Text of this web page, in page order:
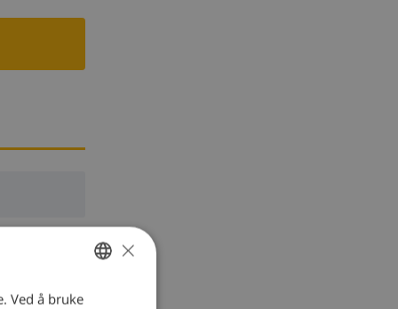
NORWEGIAN
×
Ved å bruke